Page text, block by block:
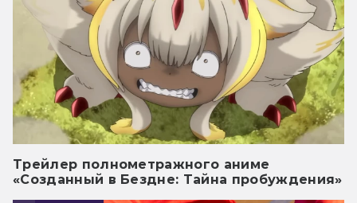
Трейлер полнометражного аниме
«Созданный в Бездне: Тайна пробуждения»